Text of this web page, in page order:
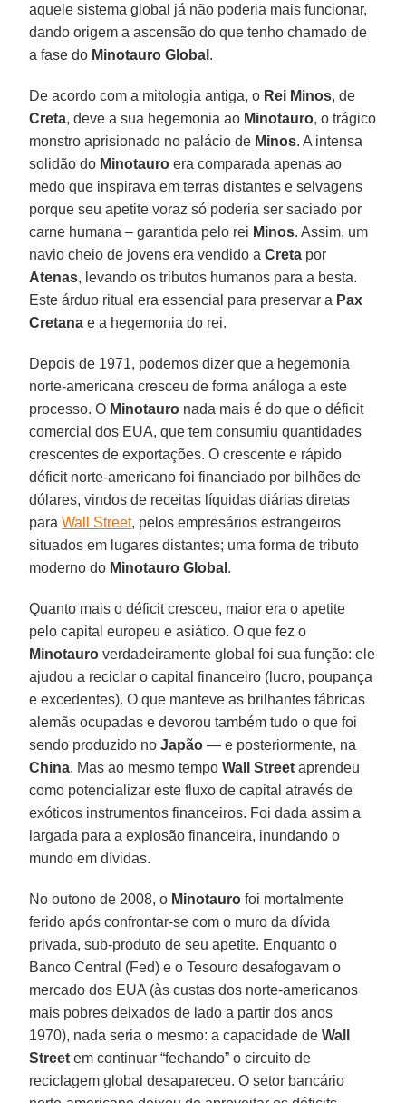
aquele sistema global já não poderia mais funcionar,
dando origem a ascensão do que tenho chamado de
a fase do Minotauro Global .
De acordo com a mitologia antiga, o Rei Minos, de
Creta, deve a sua hegemonia ao Minotauro, o trágico
monstro aprisionado no palácio de Minos. A intensa
solidão do Minotauro era comparada apenas ao
medo que inspirava em terras distantes e selvagens
porque seu apetite voraz só poderia ser saciado por
carne humana – garantida pelo rei Minos. Assim, um
navio cheio de jovens era vendido aCreta por
Atenas, levando os tributos humanos para a besta.
Este árduo ritual era essencial para preservar a Pax
Cretana e a hegemonia do rei.
Depois de 1971, podemos dizer que a hegemonia
norte-americana cresceu de forma análoga a este
processo. O Minotauro nada mais é do que o déficit
comercial dos EUA, que tem consumiu quantidades
crescentes de exportações. O crescente e rápido
déficit norte-americano foi financiado por bilhões de
dólares, vindos de receitas líquidas diárias diretas
paraWall Street, pelos empresários estrangeiros
situados em lugares distantes; uma forma de tributo
moderno do Minotauro Global .
Quanto mais o déficit cresceu, maior era o apetite
pelo capital europeu e asiático. O que fez o
Minotauro verdadeiramente global foi sua função: ele
ajudou a reciclar o capital financeiro (lucro, poupança
e excedentes). O que manteve as brilhantes fábricas
alemãs ocupadas e devorou também tudo o que foi
sendo produzido noJapão — e posteriormente, na
China. Mas ao mesmo tempoWall Street aprendeu
como potencializar este fluxo de capital através de
exóticos instrumentos financeiros. Foi dada assim a
largada para a explosão financeira, inundando o
mundo em dívidas.
No outono de 2008, o Minotauro foi mortalmente
ferido após confrontar-se com o muro da dívida
privada, sub-produto de seu apetite. Enquanto o
Banco Central (Fed) e o Tesouro desafogavam o
mercado dos EUA (às custas dos norte-americanos
mais pobres deixados de lado a partir dos anos
1970), nada seria o mesmo: a capacidade deWall
Street em continuar “fechando” o circuito de
reciclagem global desapareceu. O setor bancário